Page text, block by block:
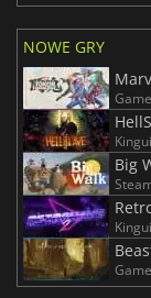
NOWE GRY
Big